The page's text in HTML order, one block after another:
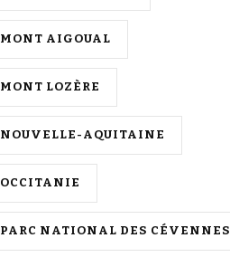
MONT AIGOUAL
MONT LOZÈRE
NOUVELLE-AQUITAINE
OCCITANIE
PARC NATIONAL DES CÉVENNES